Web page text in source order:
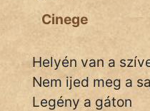
Szóláscsoportok
Szólások
Tréfás
Cinege
Helyén van a
Nem ijed meg a
Legény a gáton